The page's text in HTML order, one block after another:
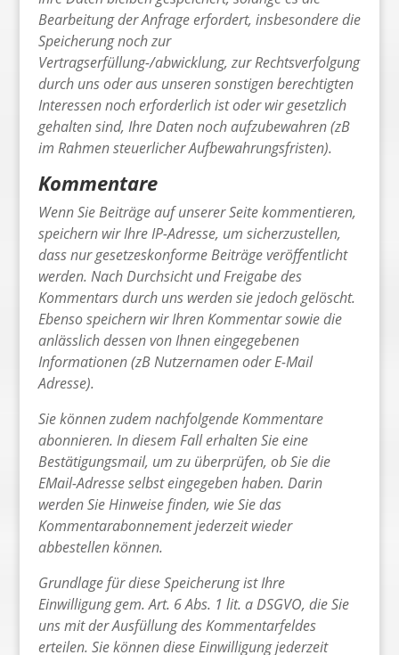
Bearbeitung der Anfrage erfordert, insbesondere die
Speicherung noch zur
Vertragserfüllung-/abwicklung, zur Rechtsverfolgung
durch uns oder aus unseren sonstigen berechtigten
Interessen noch erforderlich ist oder wir gesetzlich
gehalten sind, Ihre Daten noch aufzubewahren (zB
im Rahmen steuerlicher Aufbewahrungsfristen).
Kommentare
Wenn Sie Beiträge auf unserer Seite kommentieren,
speichern wir Ihre IP-Adresse, um sicherzustellen,
dass nur gesetzeskonforme Beiträge veröffentlicht
werden. Nach Durchsicht und Freigabe des
Kommentars durch uns werden sie jedoch gelöscht.
Ebenso speichern wir Ihren Kommentar sowie die
anlässlich dessen von Ihnen eingegebenen
Informationen (zB Nutzernamen oder E-Mail
Adresse).
Sie können zudem nachfolgende Kommentare
abonnieren. In diesem Fall erhalten Sie eine
Bestätigungsmail, um zu überprüfen, ob Sie die
EMail-Adresse selbst eingegeben haben. Darin
werden Sie Hinweise finden, wie Sie das
Kommentarabonnement jederzeit wieder
abbestellen können.
Grundlage für diese Speicherung ist Ihre
Einwilligung gem. Art. 6 Abs. 1 lit. a DSGVO, die Sie
uns mit der Ausfüllung des Kommentarfeldes
erteilen. Sie können diese Einwilligung jederzeit